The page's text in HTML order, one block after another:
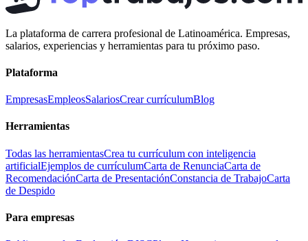
La plataforma de carrera profesional de Latinoamérica. Empresas,
salarios, experiencias y herramientas para tu próximo paso.
Plataforma
EmpresasEmpleosSalariosCrear currículumBlog
Herramientas
Todas las herramientasCrea tu currículum con inteligencia
artificialEjemplos de currículumCarta de RenunciaCarta de
RecomendaciónCarta de PresentaciónConstancia de TrabajoCarta
de Despido
Para empresas